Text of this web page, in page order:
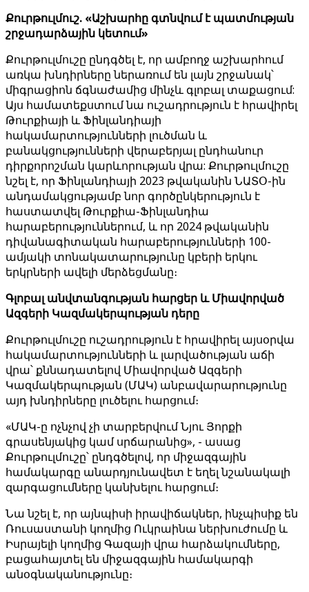
Քուրթուլմուշ. «Աշխարհը գտնվում է պատմության
շրջադարձային կետում»
Քուրթուլմուշը ընդգծել է, որ ամբողջ աշխարհում
առկա խնդիրները ներառում են լայն շրջանակ՝
միգրացիոն ճգնաժամից մինչև գլոբալ տաքացում:
Այս համատեքստում նա ուշադրություն է հրավիրել
Թուրքիայի և Ֆինլանդիայի
հակամարտությունների լուծման և
բանակցությունների վերաբերյալ ընդհանուր
դիրքորոշման կարևորության վրա: Քուրթուլմուշը
նշել է, որ Ֆինլանդիայի 2023 թվականին ՆԱՏՕ-ին
անդամակցությամբ նոր գործընկերություն է
հաստատվել Թուրքիա-Ֆինլանդիա
հարաբերություններում, և որ 2024 թվականին
դիվանագիտական ​​հարաբերությունների 100-
ամյակի տոնակատարությունը կբերի երկու
երկրների ավելի մերձեցմանը։
Գլոբալ անվտանգության հարցեր և Միավորված
Ազգերի Կազմակերպության դերը
Քուրթուլմուշը ուշադրություն է հրավիրել այսօրվա
հակամարտությունների և լարվածության աճի
վրա՝ քննադատելով Միավորված Ազգերի
Կազմակերպության (ՄԱԿ) անբավարարությունը
այդ խնդիրները լուծելու հարցում։
«ՄԱԿ-ը ոչնչով չի տարբերվում Նյու Յորքի
գրասենյակից կամ սրճարանից», - ասաց
Քուրթուլմուշը՝ ընդգծելով, որ միջազգային
համակարգը անարդյունավետ է եղել նշանակալի
զարգացումները կանխելու հարցում։
Նա նշել է, որ այնպիսի իրավիճակներ, ինչպիսիք են
Ռուսաստանի կողմից Ուկրաինա ներխուժումը և
Իսրայելի կողմից Գազայի վրա հարձակումները,
բացահայտել են միջազգային համակարգի
անօգնականությունը։